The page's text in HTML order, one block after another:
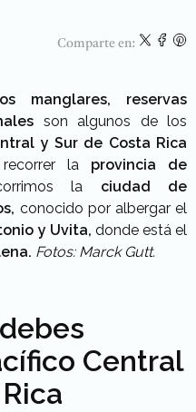
Comparte en:
manglares, reservas
son algunos de los
y Sur de Costa Rica
la provincia de
la ciudad de
conocido por albergar el
y Uvita, donde está el
Fotos: Marck Gutt.
Central